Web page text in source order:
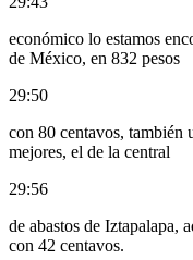
económico lo estamos
de México, en 832 pesos
29:50
con 80 centavos, también
mejores, el de la central
29:56
de abastos de Iztapalapa,
con 42 centavos.